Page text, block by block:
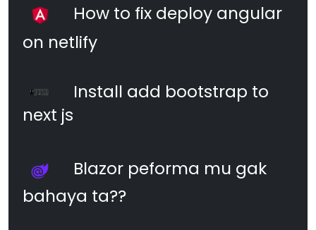
How to fix deploy angular
on netlify
Install add bootstrap to
next js
Blazor peforma mu gak
bahaya ta??